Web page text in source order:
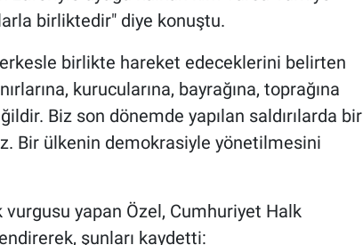
birliktedir" diye konuştu.
birlikte hareket edeceklerini belirten
kurucularına, bayrağına, toprağına
Biz son dönemde yapılan saldırılarda bir
Bir ülkenin demokrasiyle yönetilmesini
yapan Özel, Cumhuriyet Halk
şunları kaydetti: